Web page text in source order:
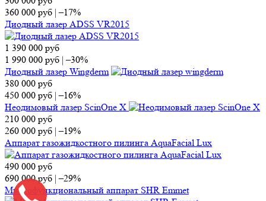
360 000 руб |–17%
Диодный лазер ADSS VR2015
1 390 000 руб
1 990 000 руб |–30%
Диодный лазер Wingderm
380 000 руб
450 000 руб |–16%
Неодимовый лазер ScinOne X
210 000 руб
260 000 руб |–19%
Аппарат газожидкостного пилинга AquaFacial Lux
490 000 руб
690 000руб |–29%
Многофункциональный аппарат SHR Emmet